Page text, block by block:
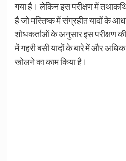
गया है। लेकिन इस परीक्षण में
है जो मस्तिष्क में संग्रहीत यादों के
शोधकर्ताओं के अनुसार इस परीक्षण
में गहरी बसी यादों के बारे में और
खोलने का काम किया है।